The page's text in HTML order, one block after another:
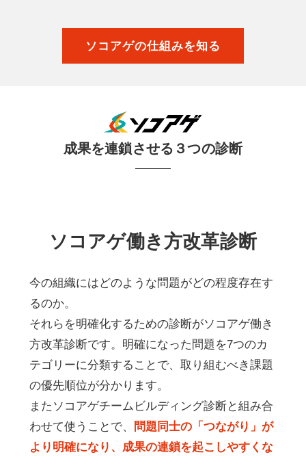
ソコアゲの仕組みを知る
成果を連鎖させる３つの診断
ソコアゲ働き方改革診断
今の組織にはどのような問題がどの程度存在す
るのか。
それらを明確化するための診断がソコアゲ働き
方改革診断です。明確になった問題を7つのカ
テゴリーに分類することで、取り組むべき課題
の優先順位が分かります。
またソコアゲチームビルディング診断と組み合
わせて使うことで、
問題同士の「つながり」が
より明確になり、成果の連鎖を起こしやすくな